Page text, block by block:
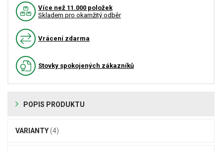
Více než 11.000 položek
Skladem pro okamžitý odběr
Vrácení zdarma
Stovky spokojených zákazníků
POPIS PRODUKTU
VARIANTY(4)